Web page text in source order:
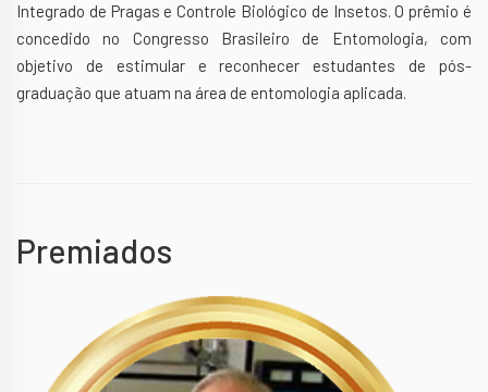
Integrado de Pragas e Controle Biológico de Insetos. O prêmio é
concedido no Congresso Brasileiro de Entomologia, com
objetivo de estimular e reconhecer estudantes de pós-
graduação que atuam na área de entomologia aplicada.
Premiados